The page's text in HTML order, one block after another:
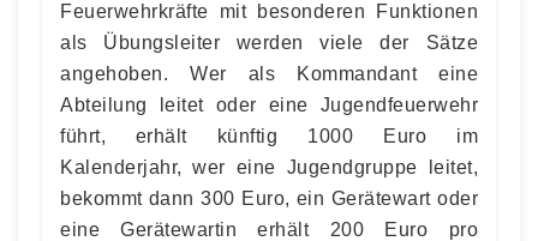
Feuerwehrkräfte mit besonderen Funktionen
als Übungsleiter werden viele der Sätze
angehoben. Wer als Kommandant eine
Abteilung leitet oder eine Jugendfeuerwehr
führt, erhält künftig 1000 Euro im
Kalenderjahr, wer eine Jugendgruppe leitet,
bekommt dann 300 Euro, ein Gerätewart oder
eine Gerätewartin erhält 200 Euro pro